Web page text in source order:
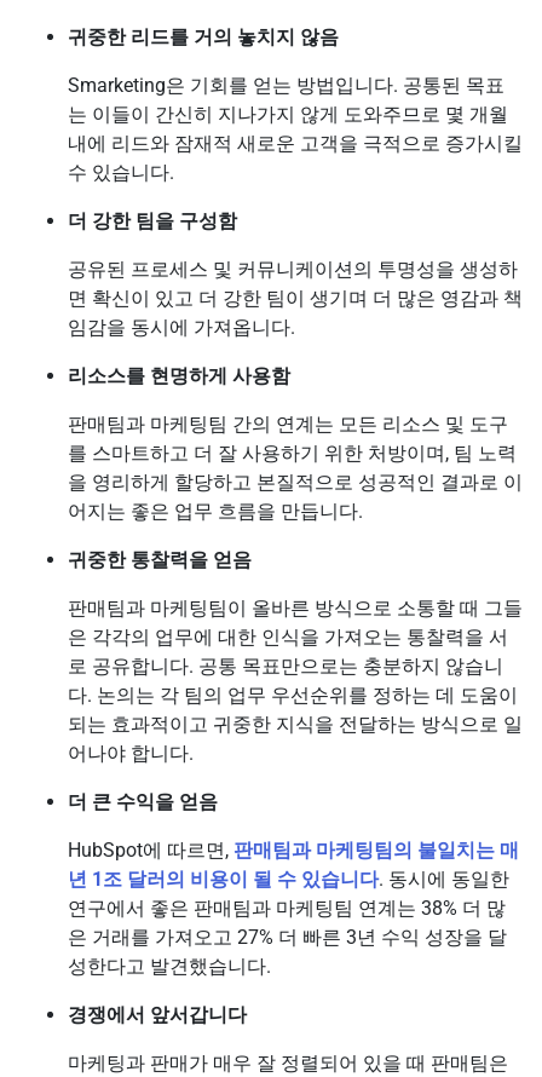
귀중한 리드를 거의 놓치지 않음
Smarketing은 기회를 얻는 방법입니다. 공통된 목표
는 이들이 간신히 지나가지 않게 도와주므로 몇 개월
내에 리드와 잠재적 새로운 고객을 극적으로 증가시킬
수 있습니다.
더 강한 팀을 구성함
공유된 프로세스 및 커뮤니케이션의 투명성을 생성하
면 확신이 있고 더 강한 팀이 생기며 더 많은 영감과 책
임감을 동시에 가져옵니다.
리소스를 현명하게 사용함
판매팀과 마케팅팀 간의 연계는 모든 리소스 및 도구
를 스마트하고 더 잘 사용하기 위한 처방이며, 팀 노력
을 영리하게 할당하고 본질적으로 성공적인 결과로 이
어지는 좋은 업무 흐름을 만듭니다.
귀중한 통찰력을 얻음
판매팀과 마케팅팀이 올바른 방식으로 소통할 때 그들
은 각각의 업무에 대한 인식을 가져오는 통찰력을 서
로 공유합니다. 공통 목표만으로는 충분하지 않습니
다. 논의는 각 팀의 업무 우선순위를 정하는 데 도움이
되는 효과적이고 귀중한 지식을 전달하는 방식으로 일
어나야 합니다.
더 큰 수익을 얻음
HubSpot에 따르면, 판매팀과 마케팅팀의 불일치는 매
년 1조 달러의 비용이 될 수 있습니다. 동시에 동일한
연구에서 좋은 판매팀과 마케팅팀 연계는 38% 더 많
은 거래를 가져오고 27% 더 빠른 3년 수익 성장을 달
성한다고 발견했습니다.
경쟁에서 앞서갑니다
마케팅과 판매가 매우 잘 정렬되어 있을 때 판매팀은